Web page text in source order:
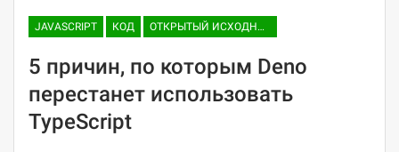
JAVASCRIPT КОД ОТКРЫТЫЙ ИСХОДНЫЙ КОД
5 причин, по которым Deno
перестанет использовать
TypeScript